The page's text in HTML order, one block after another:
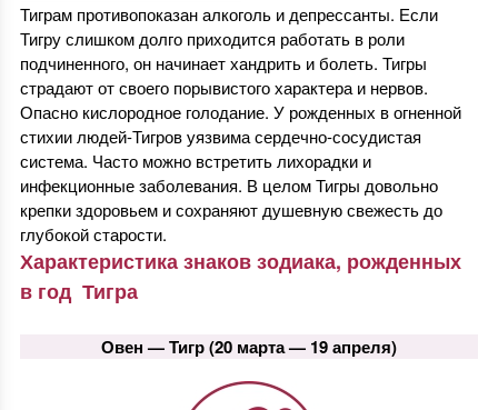
Тиграм противопоказан алкоголь и депрессанты. Если
Тигру слишком долго приходится работать в роли
подчиненного, он начинает хандрить и болеть. Тигры
страдают от своего порывистого характера и нервов.
Опасно кислородное голодание. У рожденных в огненной
стихии людей-Тигров уязвима сердечно-сосудистая
система. Часто можно встретить лихорадки и
инфекционные заболевания. В целом Тигры довольно
крепки здоровьем и сохраняют душевную свежесть до
глубокой старости.
Характеристика знаков зодиака, рожденных
в год Тигра
Овен — Тигр (20 марта — 19 апреля)